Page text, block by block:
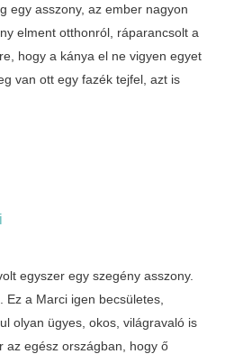
egy asszony, az ember nagyon
elment otthonról, ráparancsolt a
hogy a kánya el ne vigyen egyet
van ott egy fazék tejfel, azt is
egyszer egy szegény asszony.
a Marci igen becsületes,
olyan ügyes, okos, világravaló is
az egész országban, hogy ő